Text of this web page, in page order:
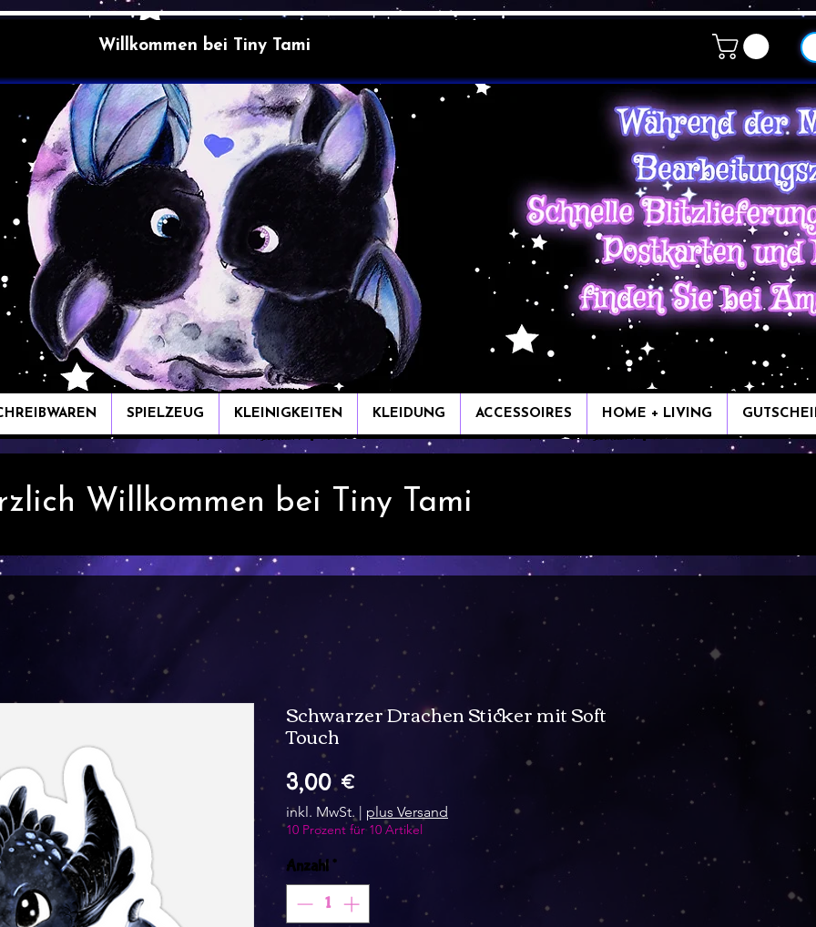
Willkommen bei Tiny Tami
SPIELZEUG KLEINIGKEITEN KLEIDUNG ACCESSOIRES HOME + LIVING
Willkommen bei Tiny Tami
Schwarzer Drachen Sticker mit Soft
Touch
3,00 €Preis
inkl. MwSt. | plus Versand
10 Prozent für 10 Artikel
Anzahl*